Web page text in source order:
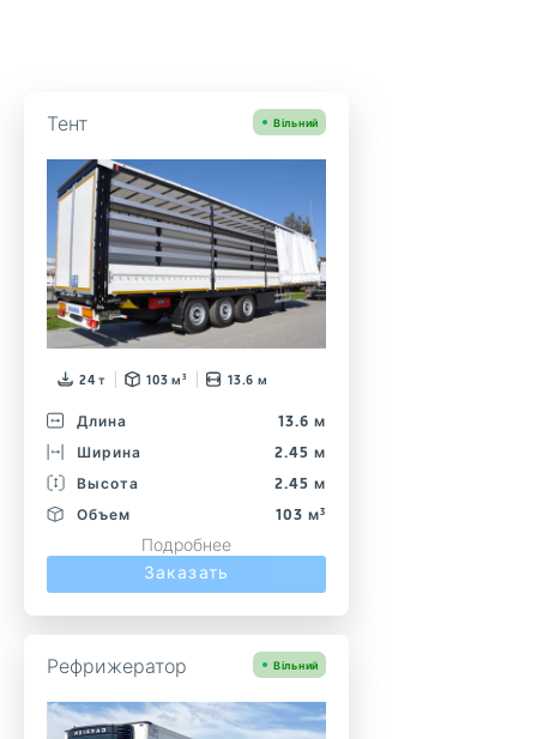
Тент Вільний
24 т 103 м³ 13.6 м
Длина
13.6 м
Ширина
2.45 м
Высота
2.45 м
Объем
103 м³
Подробнее
Заказать
Рефрижератор Вільний